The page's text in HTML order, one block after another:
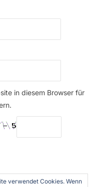
in diesem Browser für
verwendet Cookies. Wenn